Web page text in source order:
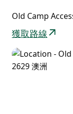
且可分隔的馬厩
(Pocket Ride) 的
觀鳥愛好者也會
旋木雀和澳洲大
科國家公園附近
Old Camp
獲取路線